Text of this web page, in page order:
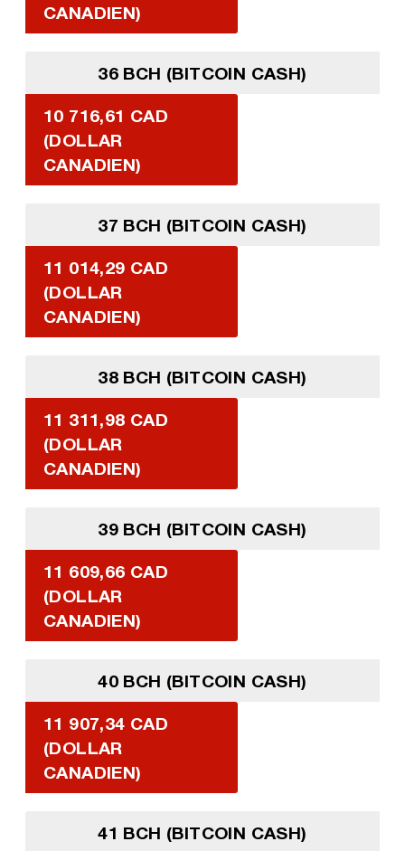
CANADIEN)
36 BCH (BITCOIN CASH)
10 716,61 CAD
(DOLLAR
CANADIEN)
37 BCH (BITCOIN CASH)
11 014,29 CAD
(DOLLAR
CANADIEN)
38 BCH (BITCOIN CASH)
11 311,98 CAD
(DOLLAR
CANADIEN)
39 BCH (BITCOIN CASH)
11 609,66 CAD
(DOLLAR
CANADIEN)
40 BCH (BITCOIN CASH)
11 907,34 CAD
(DOLLAR
CANADIEN)
41 BCH (BITCOIN CASH)